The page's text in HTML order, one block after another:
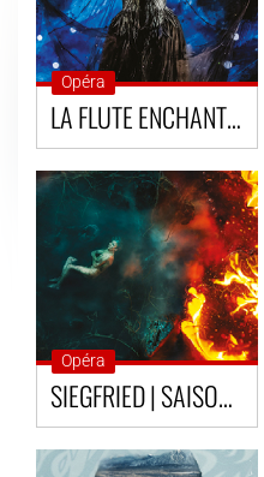
Opéra
LA FLUTE ENCHANTEE | SAISON OPÉRAS & BALLETS AU CINÉMA - ROYAL OPERA HOUSE
Opéra
SIEGFRIED | SAISON OPÉRAS & BALLETS AU CINÉMA - ROYAL OPERA HOUSE